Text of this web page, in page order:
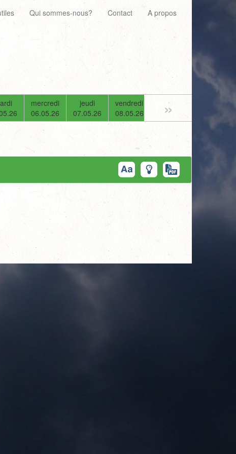
Qui sommes-nous? Contact A propos
mercredi
06.05.26
jeudi
07.05.26
vendredi
08.05.26
09.05.26
dimanche
»